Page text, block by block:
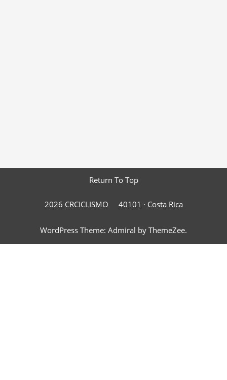
Return To Top
2026 CRCICLISMO 40101 · Costa Rica
WordPress Theme: Admiral by ThemeZee.